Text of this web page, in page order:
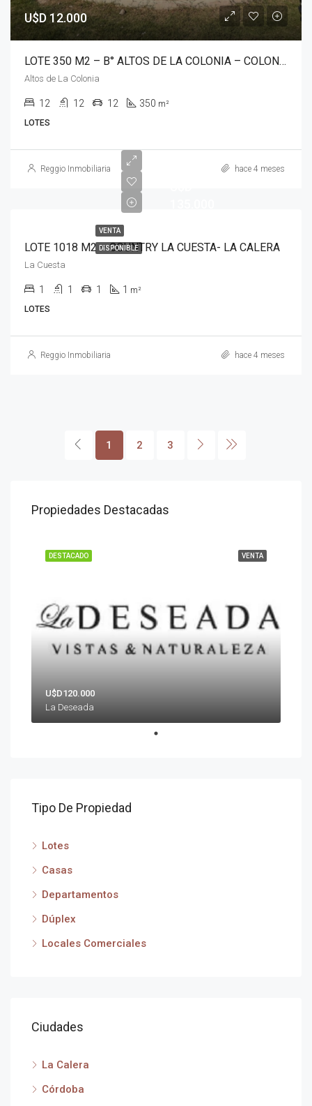
U$D 12.000
LOTE 350 M2 – B° ALTOS DE LA COLONIA – COLONIA TIROLESA
Altos de La Colonia
12 12 12 350 m²
LOTES
Reggio Inmobiliaria hace 4 meses
VENTA
DISPONIBLE
LOTE 1018 M2 – COUNTRY LA CUESTA- LA CALERA
La Cuesta
1 1 1 1 m²
LOTES
Reggio Inmobiliaria hace 4 meses
1 2 3
Propiedades Destacadas
VENTA
DESTACADO
U$D120.000
La Deseada
Tipo De Propiedad
Lotes
Casas
Departamentos
Dúplex
Locales Comerciales
Ciudades
La Calera
Córdoba